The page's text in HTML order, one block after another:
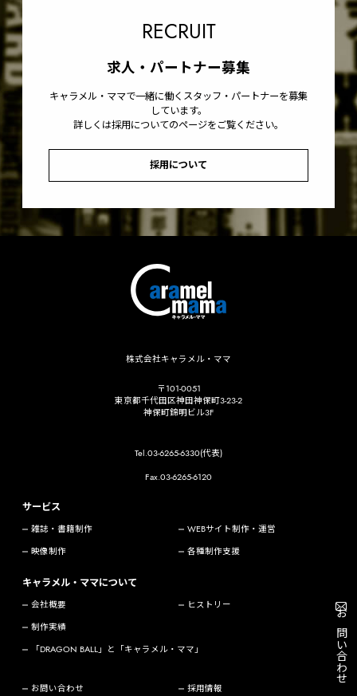
RECRUIT
求人・パートナー募集
キャラメル・ママで一緒に働くスタッフ・パートナーを募集
しています。
詳しくは採用についてのページをご覧ください。
採用について
株式会社キャラメル・ママ
〒101-0051
東京都千代田区神田神保町3-23-2
神保町錦明ビル3F
Tel.03-6265-6330(代表)
Fax.03-6265-6120
サービス
雑誌・書籍制作
WEBサイト制作・運営
映像制作
各種制作支援
キャラメル・ママについて
会社概要
ヒストリー
制作実績
「DRAGON BALL」と「キャラメル・ママ」
お問い合わせ 採用情報
お問い合わせ